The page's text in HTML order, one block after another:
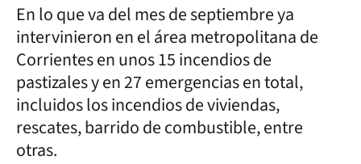
En lo que va del mes de septiembre ya
intervinieron en el área metropolitana de
Corrientes en unos 15 incendios de
pastizales y en 27 emergencias en total,
incluidos los incendios de viviendas,
rescates, barrido de combustible, entre
otras.